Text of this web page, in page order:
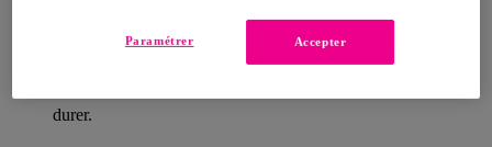
Maison Pavane signe le mobilier de votre quotidien, à
Lyon depuis 2010. Des lignes affirmées, une fabrication
durer.
Accepter
Paramétrer